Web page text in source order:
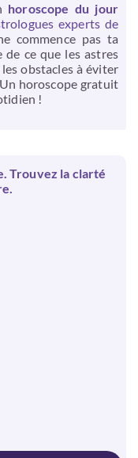
horoscope du jour
experts de
commence pas ta
de ce que les astres
obstacles à éviter
horoscope gratuit
!
Trouvez la clarté